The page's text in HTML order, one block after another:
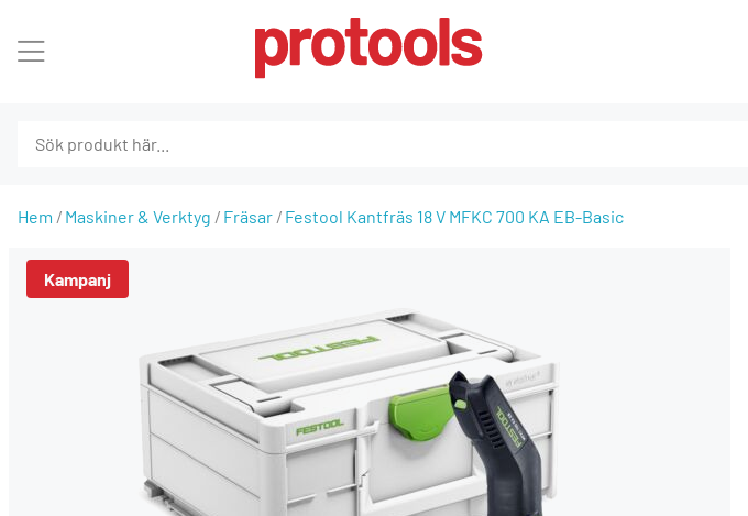
Hem Maskiner & Verktyg Fräsar Festool Kantfräs 18 V MFKC 700 KA EB-Basic